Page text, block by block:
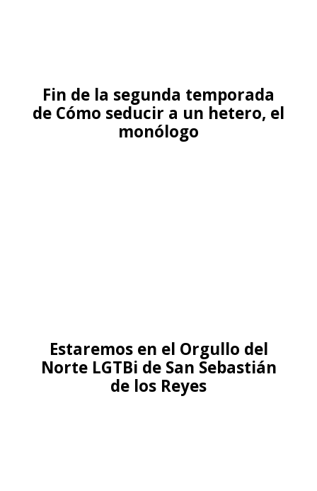
Fin de la segunda temporada
de Cómo seducir a un hetero, el
monólogo
Estaremos en el Orgullo del
Norte LGTBi de San Sebastián
de los Reyes